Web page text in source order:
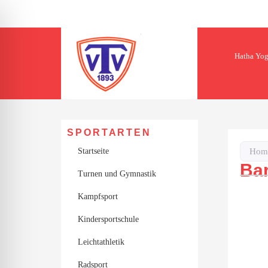
Hatha
SPORTARTEN
Startseite
Turnen und Gymnastik
Kampfsport
Kindersportschule
Leichtathletik
Radsport